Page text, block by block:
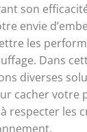
son
envie
les
Dans
diverses
cacher votre
respecter les